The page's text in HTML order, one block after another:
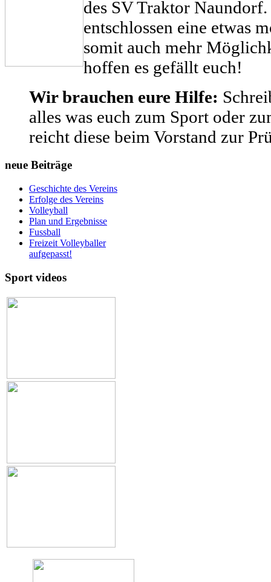
des SV Traktor
entschlossen eine etwas
somit auch mehr
hoffen es gefällt euch!
Wir brauchen eure Hilfe:
alles was euch zum Sport oder
reicht diese beim Vorstand zur
neue Beiträge
Geschichte des Vereins
Erfolge des Vereins
Volleyball
Plan und Ergebnisse
Fussball
Freizeit Volleyballer
aufgepasst!
Sport videos